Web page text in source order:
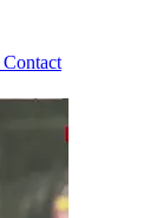
Contact